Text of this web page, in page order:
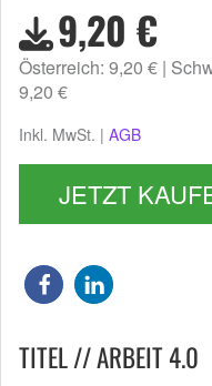
9,20 €
Österreich: 9,20 €
9,20 €
Inkl. MwSt. | AGB
JETZT
TITEL // ARBEIT 4.0